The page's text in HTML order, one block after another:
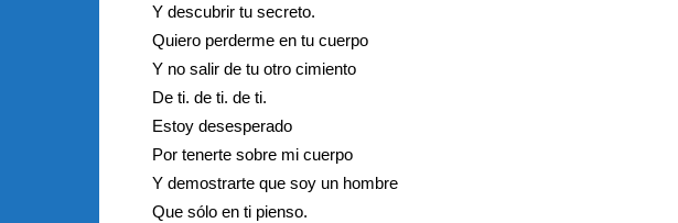
Y descubrir tu secreto.
Quiero perderme en tu cuerpo
Y no salir de tu otro cimiento
De ti. de ti. de ti.
Estoy desesperado
Por tenerte sobre mi cuerpo
Y demostrarte que soy un hombre
Que sólo en ti pienso.